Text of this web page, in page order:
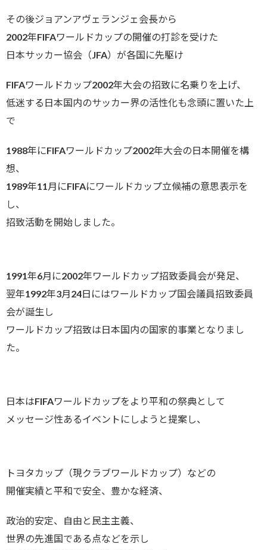
その後ジョアンアヴェランジェ会長から
2002年FIFAワールドカップの開催の打診を受けた
日本サッカー協会（JFA）が各国に先駆け
FIFAワールドカップ2002年大会の招致に名乗りを上げ、
低迷する日本国内のサッカー界の活性化も念頭に置いた上
で
1988年にFIFAワールドカップ2002年大会の日本開催を構
想、
1989年11月にFIFAにワールドカップ立候補の意思表示を
し、
招致活動を開始しました。
1991年6月に2002年ワールドカップ招致委員会が発足、
翌年1992年3月24日にはワールドカップ国会議員招致委員
会が誕生し
ワールドカップ招致は日本国内の国家的事業となりまし
た。
日本はFIFAワールドカップをより平和の祭典として
メッセージ性あるイベントにしようと提案し、
トヨタカップ（現クラブワールドカップ）などの
開催実績と平和で安全、豊かな経済、
政治的安定、自由と民主主義、
世界の先進国である点などを示し